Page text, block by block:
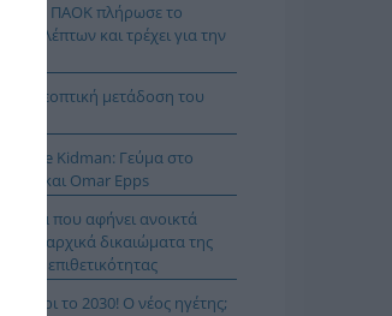
Ο ΠΑΟΚ πλήρωσε το
και τρέχει για την
Η τηλεοπτική μετάδοση του
Nicole Kidman: Γεύμα στο
και Omar Epps
που αφήνει ανοικτά
κυριαρχικά δικαιώματα της
επιθετικότητας
μέχρι το 2030! Ο νέος ηγέτης;